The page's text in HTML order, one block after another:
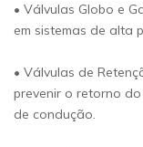
• Válvulas Globo e
em sistemas de alta
• Válvulas de
prevenir o retorno
de condução.